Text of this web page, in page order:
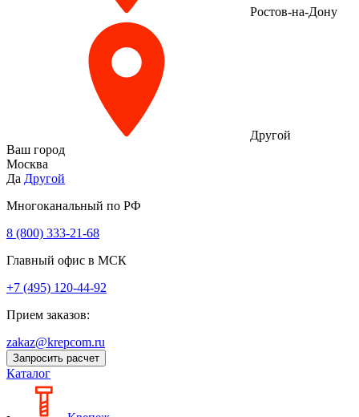
Ростов-на-Дону
Другой
Ваш город
Москва
Да Другой
Многоканальный по РФ
8 (800) 333‑21-68
Главный офис в МСК
+7 (495) 120-44-92
Прием заказов:
zakaz@krepcom.ru
Запросить расчет
Каталог